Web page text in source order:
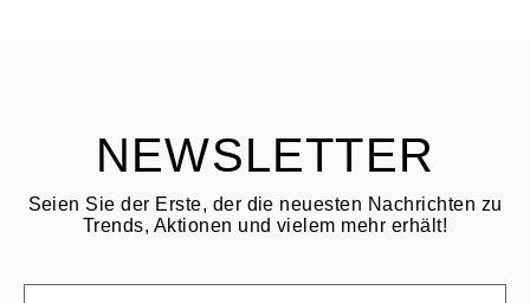
NEWSLETTER
Seien Sie der Erste, der die neuesten Nachrichten zu
Trends, Aktionen und vielem mehr erhält!